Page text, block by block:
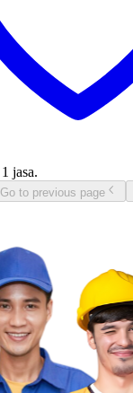
1 jasa.
Go to previous page